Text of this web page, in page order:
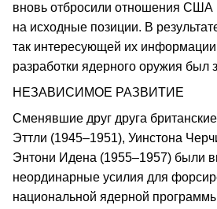
вновь отбросили отношения США
на исходные позиции. В
так интересующей их информации
разработки ядерного оружия был
НЕЗАВИСИМОЕ РАЗВИТИЕ
Сменявшие друг друга
Эттли (1945–1951), Уинстона
Энтони Идена (1955–1957) были
неординарные усилия для
национальной ядерной